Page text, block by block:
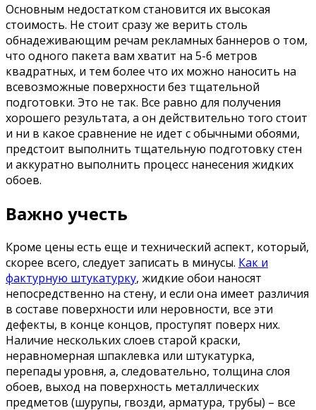
Основным недостатком становится их высокая
стоимость. Не стоит сразу же верить столь
обнадеживающим речам рекламных баннеров о том,
что одного пакета вам хватит на 5-6 метров
квадратных, и тем более что их можно наносить на
всевозможные поверхности без тщательной
подготовки. Это не так. Все равно для получения
хорошего результата, а он действительно того стоит
и ни в какое сравнение не идет с обычными обоями,
предстоит выполнить тщательную подготовку стен
и аккуратно выполнить процесс нанесения жидких
обоев.
Важно учесть
Кроме цены есть еще и технический аспект, который,
скорее всего, следует записать в минусы. Как и
фактурную штукатурку, жидкие обои наносят
непосредственно на стену, и если она имеет различия
в составе поверхности или неровности, все эти
дефекты, в конце концов, проступят поверх них.
Наличие нескольких слоев старой краски,
неравномерная шпаклевка или штукатурка,
перепады уровня, а, следовательно, толщина слоя
обоев, выход на поверхность металлических
предметов (шурупы, гвозди, арматура, трубы) – все